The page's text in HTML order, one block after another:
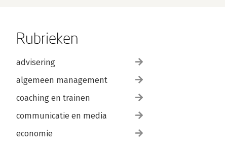
Rubrieken
advisering
algemeen management
coaching en trainen
communicatie en media
economie